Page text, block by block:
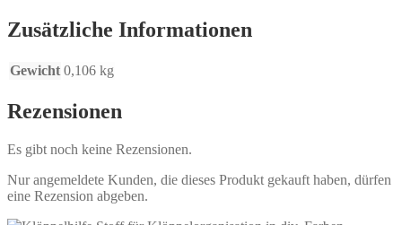
Zusätzliche Informationen
Gewicht 0,106 kg
Rezensionen
Es gibt noch keine Rezensionen.
Nur angemeldete Kunden, die dieses Produkt gekauft haben, dürfen
eine Rezension abgeben.